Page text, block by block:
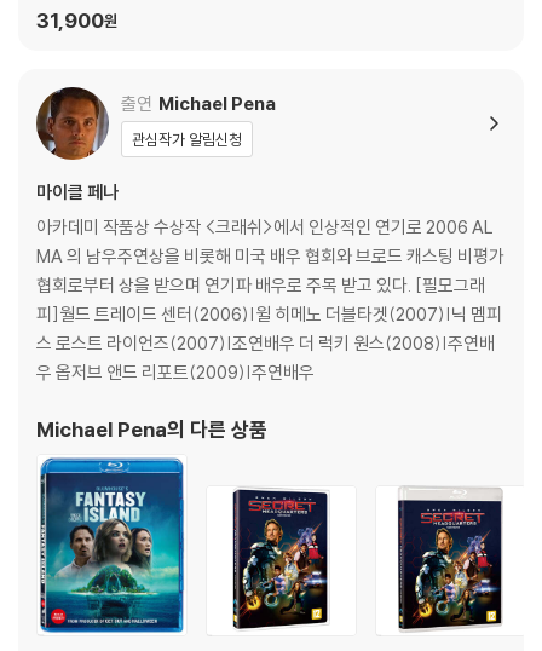
※ 디스크 외관 불량
있으며, 상품의 불량이 아닙니다. 단, 재생에 이상이 있는 경우에는 불량으
로 인한 반품/교환이 가능합니다.
1) 불량으로 인한 교환/반품 요청 시에는 불량 확인을 위해 개봉 시의 동영
상을 요청할 수 있으며, 동영상이 없는 경우 교환/반품이 제한될 수 있습니
다.
관련 사진과 동영상 및 재생 기기 모델명을 첨부하여 첨부하여 고객센터에
문의 바랍니다.
2) 사양 오인지, 오 구매, 변심 사유로의 반품은 제품 개봉 전에만 운임비
부담 후 처리 가능합니다.
이동 과정에서의 손상이 발생하면, 재 판매가 어려우므로 신중한 구매 선
택을 부탁드립니다.
4) 한정판 상품의 변심, 오구매로 인한 반품은 회송된 상품의 상태 확인 후
진행이 가능합니다. 택배 이동 중 파손이 발생하지 않도록 완충 포장을 부
탁드립니다.
31,900원
출연 Michael Pena
관심작가 알림신청
마이클 페나
아카데미 작품상 수상작 <크래쉬>에서 인상적인 연기로 2006 AL
MA 의 남우주연상을 비롯해 미국 배우 협회와 브로드 캐스팅 비평가
협회로부터 상을 받으며 연기파 배우로 주목 받고 있다. [필모그래
피]월드 트레이드 센터(2006)|윌 히메노 더블타겟(2007)|닉 멤피
스 로스트 라이언즈(2007)|조연배우 더 럭키 원스(2008)|주연배
우 옵저브 앤드 리포트(2009)|주연배우
Michael Pena의 다른 상품